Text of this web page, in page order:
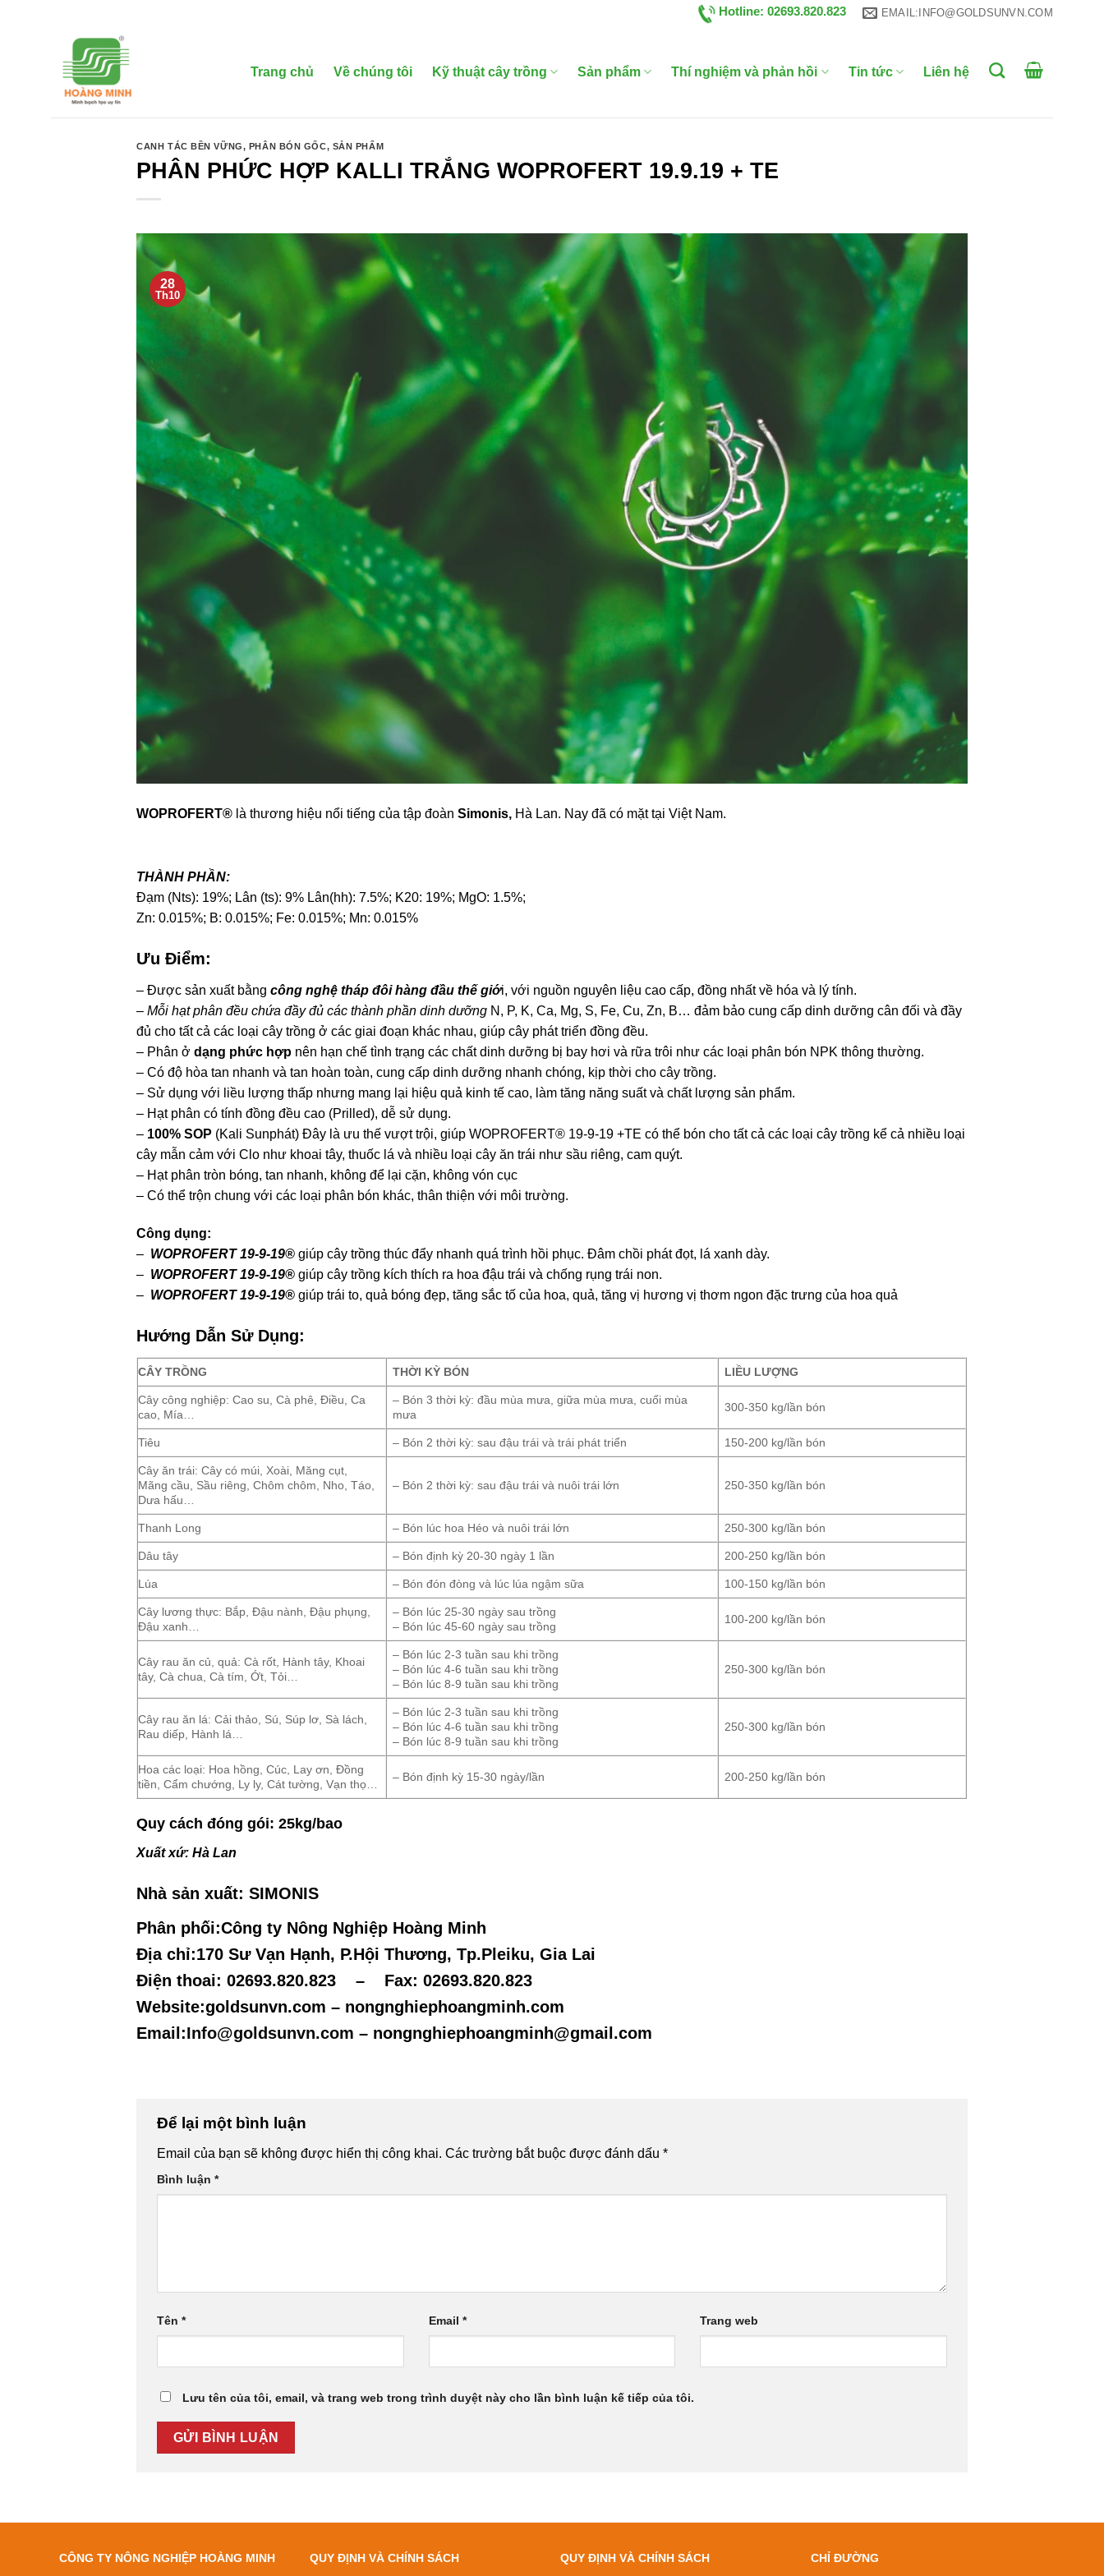
Hotline: 02693.820.823 EMAIL:INFO@GOLDSUNVN.COM
Trang chủ Về chúng tôi Kỹ thuật cây trồng Sản phẩm Thí nghiệm và phản hồi Tin tức Liên hệ
CANH TÁC BỀN VỮNG, PHÂN BÓN GỐC, SẢN PHẨM
PHÂN PHỨC HỢP KALLI TRẮNG WOPROFERT 19.9.19 + TE
28
Th10
WOPROFERT® là thương hiệu nổi tiếng của tập đoànSimonis, Hà Lan. Nay đã có mặt tại Việt Nam.
THÀNH PHẦN:
Đạm (Nts): 19%; Lân (ts): 9% Lân(hh): 7.5%; K20: 19%; MgO: 1.5%;
Zn: 0.015%; B: 0.015%; Fe: 0.015%; Mn: 0.015%
Ưu Điểm:
– Được sản xuất bằngcông nghệ tháp đôi hàng đầu thế giới, với nguồn nguyên liệu cao cấp, đồng nhất về hóa và lý tính.
– Mỗi hạt phân đều chứa đầy đủ các thành phần dinh dưỡng N, P, K, Ca, Mg, S, Fe, Cu, Zn, B… đảm bảo cung cấp dinh dưỡng cân đối và đầy
đủ cho tất cả các loại cây trồng ở các giai đoạn khác nhau, giúp cây phát triển đồng đều.
– Phân ởdạng phức hợp nên hạn chế tình trạng các chất dinh dưỡng bị bay hơi và rữa trôi như các loại phân bón NPK thông thường.
– Có độ hòa tan nhanh và tan hoàn toàn, cung cấp dinh dưỡng nhanh chóng, kịp thời cho cây trồng.
– Sử dụng với liều lượng thấp nhưng mang lại hiệu quả kinh tế cao, làm tăng năng suất và chất lượng sản phẩm.
– Hạt phân có tính đồng đều cao (Prilled), dễ sử dụng.
– 100% SOP (Kali Sunphát) Đây là ưu thế vượt trội, giúp WOPROFERT® 19-9-19 +TE có thể bón cho tất cả các loại cây trồng kể cả nhiều loại
cây mẫn cảm với Clo như khoai tây, thuốc lá và nhiều loại cây ăn trái như sầu riêng, cam quýt.
– Hạt phân tròn bóng, tan nhanh, không để lại cặn, không vón cục
– Có thể trộn chung với các loại phân bón khác, thân thiện với môi trường.
Công dụng:
– WOPROFERT 19-9-19® giúp cây trồng thúc đẩy nhanh quá trình hồi phục. Đâm chồi phát đọt, lá xanh dày.
– WOPROFERT 19-9-19® giúp cây trồng kích thích ra hoa đậu trái và chống rụng trái non.
– WOPROFERT 19-9-19®giúp trái to, quả bóng đẹp, tăng sắc tố của hoa, quả, tăng vị hương vị thơm ngon đặc trưng của hoa quả
Hướng Dẫn Sử Dụng:
CÂY TRỒNG THỜI KỲ BÓN LIỀU LƯỢNG
Cây công nghiệp: Cao su, Cà phê, Điều, Ca
cao, Mía…
– Bón 3 thời kỳ: đầu mùa mưa, giữa mùa mưa, cuối mùa
mưa
300-350 kg/lần bón
Tiêu – Bón 2 thời kỳ: sau đậu trái và trái phát triển 150-200 kg/lần bón
Cây ăn trái: Cây có múi, Xoài, Măng cụt,
Mãng cầu, Sầu riêng, Chôm chôm, Nho, Táo,
Dưa hấu…
– Bón 2 thời kỳ: sau đậu trái và nuôi trái lớn 250-350 kg/lần bón
Thanh Long – Bón lúc hoa Héo và nuôi trái lớn 250-300 kg/lần bón
Dâu tây – Bón định kỳ 20-30 ngày 1 lần 200-250 kg/lần bón
Lúa – Bón đón đòng và lúc lúa ngậm sữa 100-150 kg/lần bón
Cây lương thực: Bắp, Đậu nành, Đậu phụng,
Đậu xanh…
– Bón lúc 25-30 ngày sau trồng
– Bón lúc 45-60 ngày sau trồng
100-200 kg/lần bón
Cây rau ăn củ, quả: Cà rốt, Hành tây, Khoai
tây, Cà chua, Cà tím, Ớt, Tỏi…
– Bón lúc 2-3 tuần sau khi trồng
– Bón lúc 4-6 tuần sau khi trồng
– Bón lúc 8-9 tuần sau khi trồng
250-300 kg/lần bón
Cây rau ăn lá: Cải thảo, Sú, Súp lơ, Sà lách,
Rau diếp, Hành lá…
– Bón lúc 2-3 tuần sau khi trồng
– Bón lúc 4-6 tuần sau khi trồng
– Bón lúc 8-9 tuần sau khi trồng
250-300 kg/lần bón
Hoa các loại: Hoa hồng, Cúc, Lay ơn, Đồng
tiền, Cẩm chướng, Ly ly, Cát tường, Vạn thọ…
– Bón định kỳ 15-30 ngày/lần 200-250 kg/lần bón
Quy cách đóng gói: 25kg/bao
Xuất xứ: Hà Lan
Nhà sản xuất: SIMONIS
Phân phối:Công ty Nông Nghiệp Hoàng Minh
Địa chỉ:170 Sư Vạn Hạnh, P.Hội Thương, Tp.Pleiku, Gia Lai
Điện thoai: 02693.820.823 – Fax: 02693.820.823
Website:goldsunvn.com – nongnghiephoangminh.com
Email:Info@goldsunvn.com – nongnghiephoangminh@gmail.com
Để lại một bình luận
Email của bạn sẽ không được hiển thị công khai. Các trường bắt buộc được đánh dấu*
Bình luận*
Tên* Email * Trang web
Lưu tên của tôi, email, và trang web trong trình duyệt này cho lần bình luận kế tiếp của tôi.
CÔNG TY NÔNG NGHIỆP HOÀNG MINH QUY ĐỊNH VÀ CHÍNH SÁCH QUY ĐỊNH VÀ CHÍNH SÁCH CHỈ ĐƯỜNG